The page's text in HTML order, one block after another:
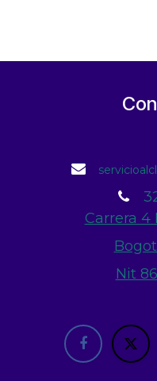
Carrera 4
Nit